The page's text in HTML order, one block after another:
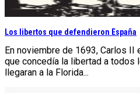
Los libertos que defendieron España
En noviembre de 1693, Carlos II
que concedía la libertad a
llegaran a la Florida...